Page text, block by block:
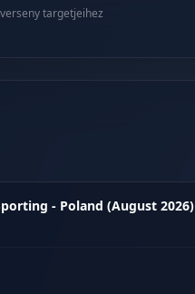
targetjeihez
- Poland (August 2026)